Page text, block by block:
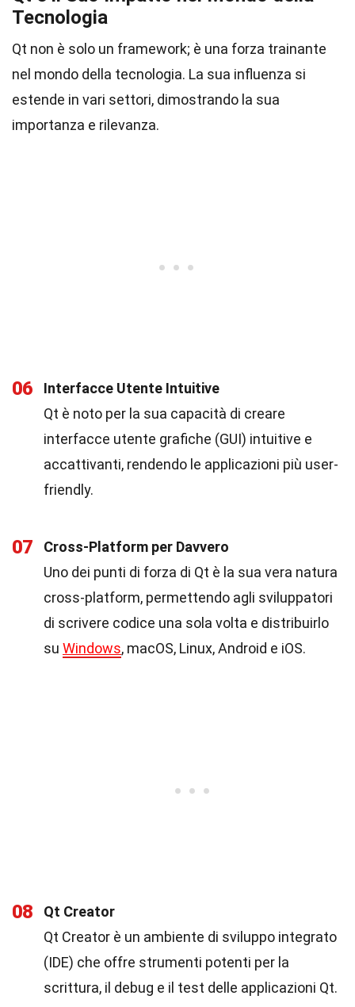
Tecnologia
Qt non è solo un framework; è una forza trainante
nel mondo della tecnologia. La sua influenza si
estende in vari settori, dimostrando la sua
importanza e rilevanza.
06
Interfacce Utente Intuitive
Qt è noto per la sua capacità di creare
interfacce utente grafiche (GUI) intuitive e
accattivanti, rendendo le applicazioni più user-
friendly.
07
Cross-Platform per Davvero
Uno dei punti di forza di Qt è la sua vera natura
cross-platform, permettendo agli sviluppatori
di scrivere codice una sola volta e distribuirlo
su Windows, macOS, Linux, Android e iOS.
08
Qt Creator
Qt Creator è un ambiente di sviluppo integrato
(IDE) che offre strumenti potenti per la
scrittura, il debug e il test delle applicazioni Qt.